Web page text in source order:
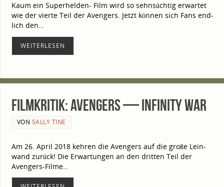
Kaum ein Superhelden- Film wird so sehn­süch­tig erwar­tet
wie der vier­te Teil der Aven­gers. Jetzt kön­nen sich Fans end­
lich den…
WEI­TER­LE­SEN
Film­kri­tik: Aven­gers — Infi­ni­ty War
VON SALLY TINE
Am 26. April 2018 keh­ren die Aven­gers auf die gro­ße Lein­
wand zurück! Die Erwar­tun­gen an den drit­ten Teil der
Avengers-Filme…